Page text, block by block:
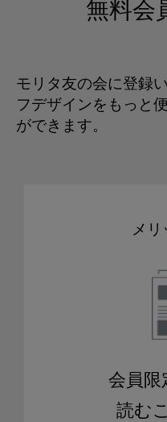
無料会
モリタ友の会に登録
フデザインをもっと
ができます。
メリ
会員限
読む